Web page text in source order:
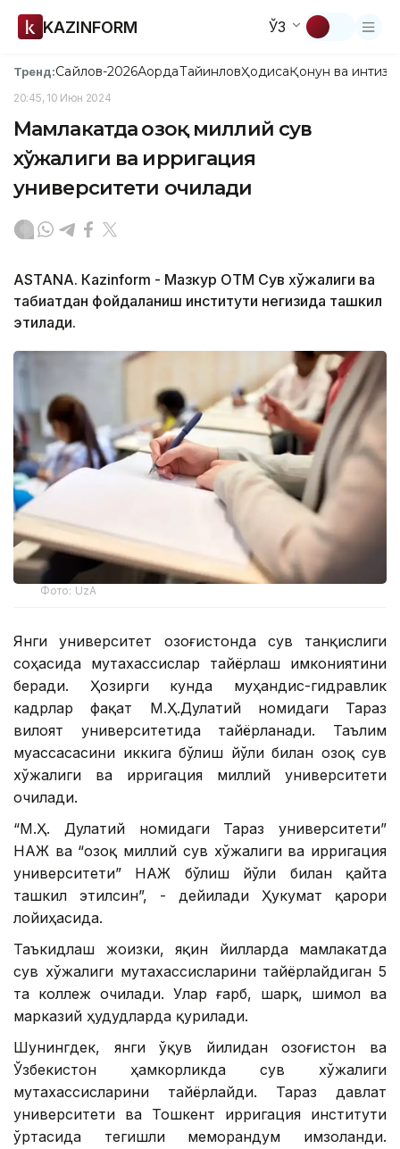
KAZINFORM ЎЗ
Тренд:Сайлов-2026АқордаТайинловҲодисаҚонун ва
20:45, 10 Июн 2024
Мамлакатда Қозоқ миллий сув
хўжалиги ва ирригация
университети очилади
ASTANА. Кazinform - Мазкур ОТМ Сув хўжалиги ва
табиатдан фойдаланиш институти негизида ташкил
этилади.
Фото: UzA
Янги университет Қозоғистонда сув танқислиги
соҳасида мутахассислар тайёрлаш имкониятини
беради. Ҳозирги кунда муҳандис-гидравлик
кадрлар фақат М.Ҳ.Дулатий номидаги Тараз
вилоят университетида тайёрланади. Таълим
муассасасини иккига бўлиш йўли билан Қозоқ сув
хўжалиги ва ирригация миллий университети
очилади.
“М.Ҳ. Дулатий номидаги Тараз университети”
НАЖ ва “Қозоқ миллий сув хўжалиги ва ирригация
университети” НАЖ бўлиш йўли билан қайта
ташкил этилсин”, - дейилади Ҳукумат қарори
лойиҳасида.
Таъкидлаш жоизки, яқин йилларда мамлакатда
сув хўжалиги мутахассисларини тайёрлайдиган 5
та коллеж очилади. Улар ғарб, шарқ, шимол ва
марказий ҳудудларда қурилади.
Шунингдек, янги ўқув йилидан Қозоғистон ва
Ўзбекистон ҳамкорликда сув хўжалиги
мутахассисларини тайёрлайди. Тараз давлат
университети ва Тошкент ирригация институти
ўртасида тегишли меморандум имзоланди.